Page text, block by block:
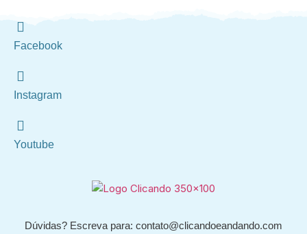
Facebook
Instagram
Youtube
Dúvidas? Escreva para: contato@clicandoeandando.com